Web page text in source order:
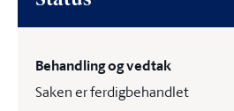
Behandling og vedtak
Saken er ferdigbehandlet